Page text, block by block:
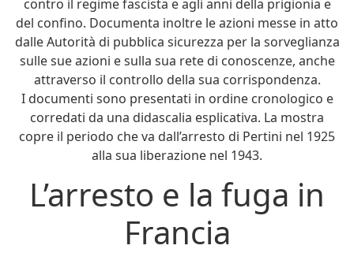
contro il regime fascista e agli anni della prigionia e
del confino. Documenta inoltre le azioni messe in atto
dalle Autorità di pubblica sicurezza per la sorveglianza
sulle sue azioni e sulla sua rete di conoscenze, anche
attraverso il controllo della sua corrispondenza.
I documenti sono presentati in ordine cronologico e
corredati da una didascalia esplicativa. La mostra
copre il periodo che va dall’arresto di Pertini nel 1925
alla sua liberazione nel 1943.
L’arresto e la fuga in
Francia